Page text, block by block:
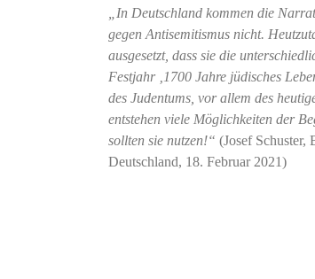
„In Deutschland kommen die
gegen Antisemitismus nicht.
ausgesetzt, dass sie die
Festjahr ‚1700 Jahre jüdisches
des Judentums, vor allem des
entstehen viele Möglichkeiten der
sollten sie nutzen!“ (Josef Schuster,
Deutschland, 18. Februar 2021)